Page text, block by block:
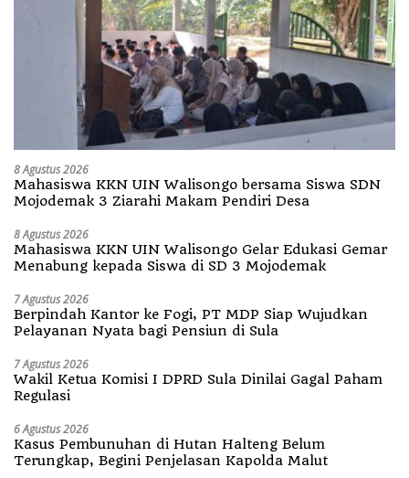
8 Agustus 2026
Mahasiswa KKN UIN Walisongo bersama Siswa SDN
Mojodemak 3 Ziarahi Makam Pendiri Desa
8 Agustus 2026
Mahasiswa KKN UIN Walisongo Gelar Edukasi Gemar
Menabung kepada Siswa di SD 3 Mojodemak
7 Agustus 2026
Berpindah Kantor ke Fogi, PT MDP Siap Wujudkan
Pelayanan Nyata bagi Pensiun di Sula
7 Agustus 2026
Wakil Ketua Komisi I DPRD Sula Dinilai Gagal Paham
Regulasi
6 Agustus 2026
Kasus Pembunuhan di Hutan Halteng Belum
Terungkap, Begini Penjelasan Kapolda Malut